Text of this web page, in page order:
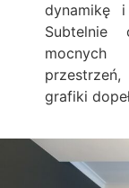
dynamikę
Subtelnie
mocnych
grafiki